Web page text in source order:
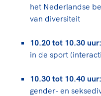
het Nederlandse
van diversiteit
10.20 tot 10.30 uur:
in de sport
10.30 tot 10.40 uur:
gender- en